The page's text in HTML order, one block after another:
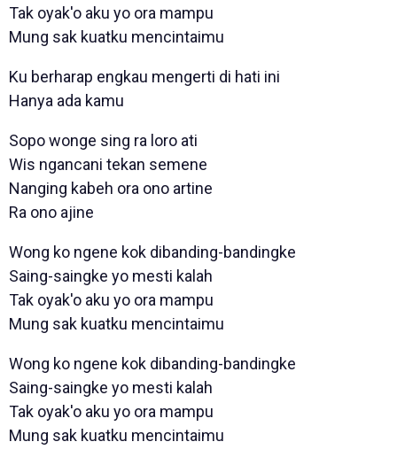
Tak oyak'o aku yo ora mampu
Mung sak kuatku mencintaimu
Ku berharap engkau mengerti di hati ini
Hanya ada kamu
Sopo wonge sing ra loro ati
Wis ngancani tekan semene
Nanging kabeh ora ono artine
Ra ono ajine
Wong ko ngene kok dibanding-bandingke
Saing-saingke yo mesti kalah
Tak oyak'o aku yo ora mampu
Mung sak kuatku mencintaimu
Wong ko ngene kok dibanding-bandingke
Saing-saingke yo mesti kalah
Tak oyak'o aku yo ora mampu
Mung sak kuatku mencintaimu